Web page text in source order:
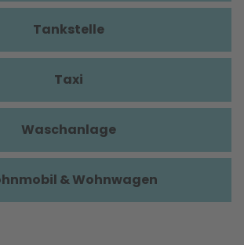
Tankstelle
Taxi
Waschanlage
& Wohnwagen